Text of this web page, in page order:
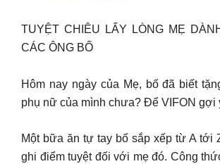
TUYỆT CHIÊU LẤY LÒNG MẸ
CÁC ÔNG BỐ
Hôm nay ngày của Mẹ, bố đã biết
phụ nữ của mình chưa? Để VIFON gợi
Một bữa ăn tự tay bố sắp xếp từ A tới
ghi điểm tuyệt đối với mẹ đó. Công